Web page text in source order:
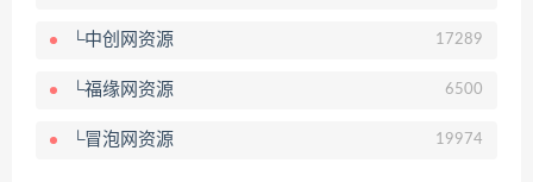
└中创网资源 17289
└福缘网资源 6500
└冒泡网资源 19974